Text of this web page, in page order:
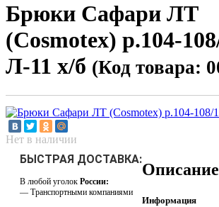
Брюки Сафари ЛТ
(Cosmotex) р.104-
Л-11 х/б (Код товара:
Нет в наличии
БЫСТРАЯ ДОСТАВКА:
В любой уголок России:
— Транспортными компаниями
Описание
Информация